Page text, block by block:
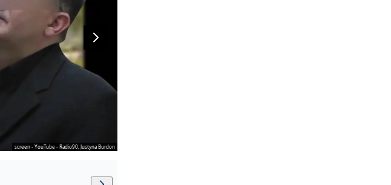
screen - YouTube - Radio90, Justyna Burdon